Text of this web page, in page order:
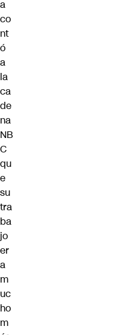
a
co
nt
ó
a
la
ca
de
na
NB
C
qu
e
su
tra
ba
jo
er
a
m
uc
ho
m